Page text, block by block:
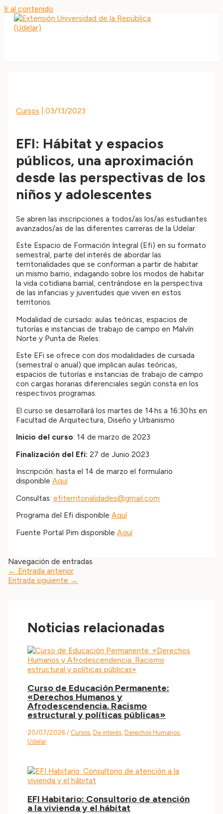
Ir al contenido
Cursos 03/13/2023
EFI: Hábitat y espacios
públicos, una aproximación
desde las perspectivas de los
niños y adolescentes
Se abren las inscripciones a todos/as los/as estudiantes
avanzados/as de las diferentes carreras de la Udelar.
Este Espacio de Formación Integral (Efi) en su formato
semestral, parte del interés de abordar las
territorialidades que se conforman a partir de habitar
un mismo barrio, indagando sobre los modos de habitar
la vida cotidiana barrial, centrándose en la perspectiva
de las infancias y juventudes que viven en estos
territorios.
Modalidad de cursado: aulas teóricas, espacios de
tutorías e instancias de trabajo de campo en Malvín
Norte y Punta de Rieles.
Este EFi se ofrece con dos modalidades de cursada
(semestral o anual) que implican aulas teóricas,
espacios de tutorías e instancias de trabajo de campo
con cargas horarias diferenciales según consta en los
respectivos programas.
El curso se desarrollará los martes de 14 hs a 16:30 hs en
Facultad de Arquitectura, Diseño y Urbanismo
Inicio del curso: 14 de marzo de 2023
Finalización del Efi: 27 de Junio 2023
Inscripción: hasta el 14 de marzo el formulario
disponible Aquí
Consultas: efiterritorialidades@gmail.com
Programa del Efi disponible Aquí
Fuente Portal Pim disponible Aquí
Navegación de entradas
← Entrada anterior
Entrada siguiente →
Noticias relacionadas
Curso de Educación Permanente:
«Derechos Humanos y
Afrodescendencia. Racismo
estructural y políticas públicas»
20/07/2026 / Cursos De interés Derechos Humanos
Udelar
EFI Habitario: Consultorio de atención
a la vivienda y el hábitat